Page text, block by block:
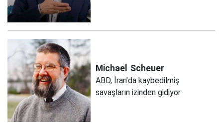
Michael Scheuer
ABD, İran'da kaybedilmiş
savaşların izinden gidiyor